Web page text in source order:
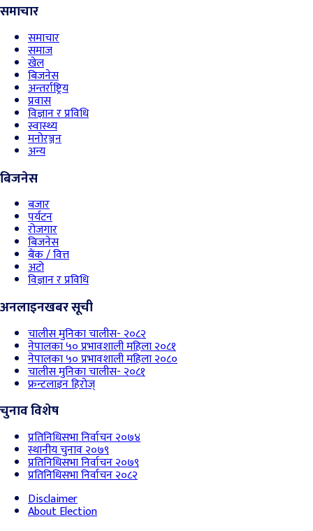
समाचार
समाचार
समाज
खेल
बिजनेस
अन्तर्राष्ट्रिय
प्रवास
विज्ञान र प्रविधि
स्वास्थ्य
मनोरञ्जन
अन्य
बिजनेस
बजार
पर्यटन
रोजगार
बिजनेस
बैंक / वित्त
अटो
विज्ञान र प्रविधि
अनलाइनखबर सूची
चालीस मुनिका चालीस- २०८२
नेपालका ५० प्रभावशाली महिला २०८१
नेपालका ५० प्रभावशाली महिला २०८०
चालीस मुनिका चालीस- २०८१
फ्रन्टलाइन हिरोज्
चुनाव विशेष
प्रतिनिधिसभा निर्वाचन २०७४
स्थानीय चुनाव २०७९
प्रतिनिधिसभा निर्वाचन २०७९
प्रतिनिधिसभा निर्वाचन २०८२
Disclaimer
About Election